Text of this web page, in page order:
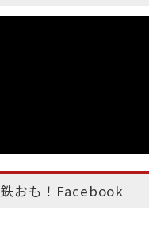
鉄おも！Facebook